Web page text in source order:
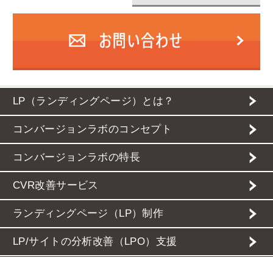
LP（ランディングページ）とは？
コンバージョンラボのコンセプト
コンバージョンラボの特長
CVR改善サービス
ランディングページ（LP）制作
LP/サイトの分析改善（LPO）支援